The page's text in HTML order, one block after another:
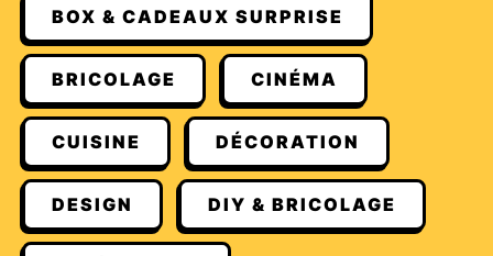
BOX & CADEAUX SURPRISE
BRICOLAGE CINÉMA
CUISINE DÉCORATION
DESIGN DIY & BRICOLAGE